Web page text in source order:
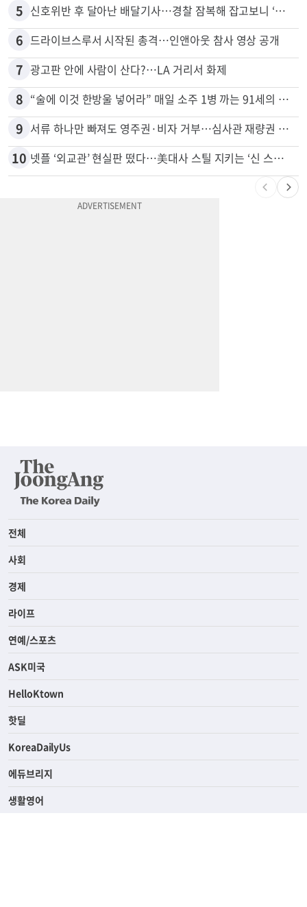
5 신호위반 후 달아난 배달기사…경찰 잠복해 잡고보니 ‘반전’
6 드라이브스루서 시작된 총격…인앤아웃 참사 영상 공개
7 광고판 안에 사람이 산다?…LA 거리서 화제
8 “술에 이것 한방울 넣어라” 매일 소주 1병 까는 91세의 철칙
9 서류 하나만 빠져도 영주권·비자 거부…심사관 재량권 대폭 확대
10 넷플 ‘외교관’ 현실판 떴다…美대사 스틸 지키는 ‘신 스틸러’
전체
사회
경제
라이프
연예/스포츠
ASK미국
HelloKtown
핫딜
KoreaDailyUs
에듀브리지
생활영어